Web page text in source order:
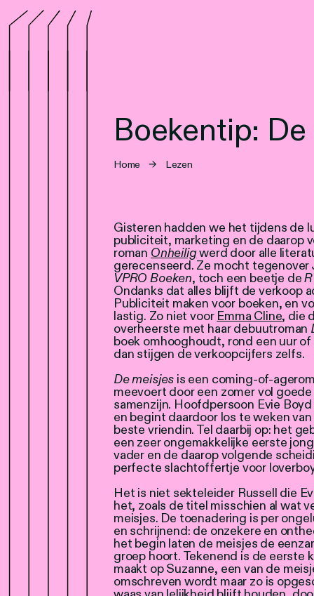
Boekentip:
Home → Lezen
Gisteren hadden we het tijdens de
publiciteit, marketing en de daarop
roman Onheiligwerd door alle
gerecenseerd. Ze mocht tegenover
VPRO Boeken, toch een beetje de
Ondanks dat alles blijft de verkoop
Publiciteit maken voor boeken, en
lastig. Zo niet voor Emma Cline, die
overheerste met haar debuutroman
boek omhooghoudt, rond een uur
dan stijgen de verkoopcijfers zelfs.
De meisjes is een coming-of-
meevoert door een zomer vol
samenzijn. Hoofdpersoon Evie
en begint daardoor los te weken
beste vriendin. Tel daarbij op: het
een zeer ongemakkelijke eerste
vader en de daarop volgende
perfecte slachtoffertje voor
Het is niet sekteleider Russell die
het, zoals de titel misschien al wat
meisjes. De toenadering is per
en schrijnend: de onzekere en
het begin laten de meisjes de
groep hoort. Tekenend is de eerste
maakt op Suzanne, een van de
omschreven wordt maar zo is